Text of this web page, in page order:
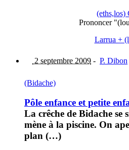
(eths,los)
Prononcer
Larrua +
2 septembre 2009 - P. Dibon
(Bidache)
Pôle enfance et petite
La crêche de Bidache se
mène à la piscine. On
plan (…)